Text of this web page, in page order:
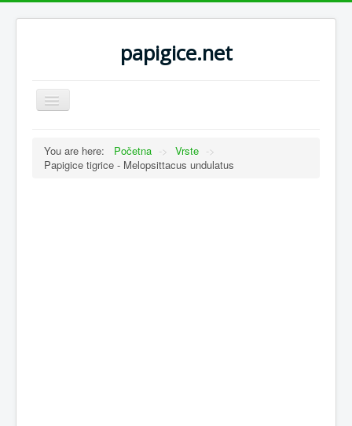
papigice.net
Toggle
Navigation
You are here: Početna -> Vrste ->
Papigice tigrice - Melopsittacus undulatus